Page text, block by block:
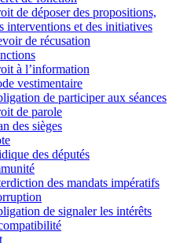
de déposer des propositions,
interventions et des initiatives
de récusation
à l’information
vestimentaire
de participer aux séances
de parole
des sièges
des députés
des mandats impératifs
de signaler les intérêts